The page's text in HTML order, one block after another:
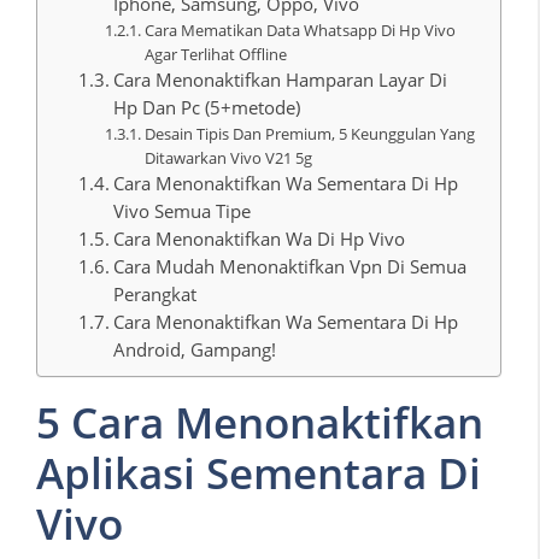
Cara Mematikan Data Whatsapp Di Hp Vivo
Agar Terlihat Offline
Cara Menonaktifkan Hamparan Layar Di
Hp Dan Pc (5+metode)
Desain Tipis Dan Premium, 5 Keunggulan Yang
Ditawarkan Vivo V21 5g
Cara Menonaktifkan Wa Sementara Di Hp
Vivo Semua Tipe
Cara Menonaktifkan Wa Di Hp Vivo
Cara Mudah Menonaktifkan Vpn Di Semua
Perangkat
Cara Menonaktifkan Wa Sementara Di Hp
Android, Gampang!
5 Cara Menonaktifkan
Aplikasi Sementara Di
Vivo